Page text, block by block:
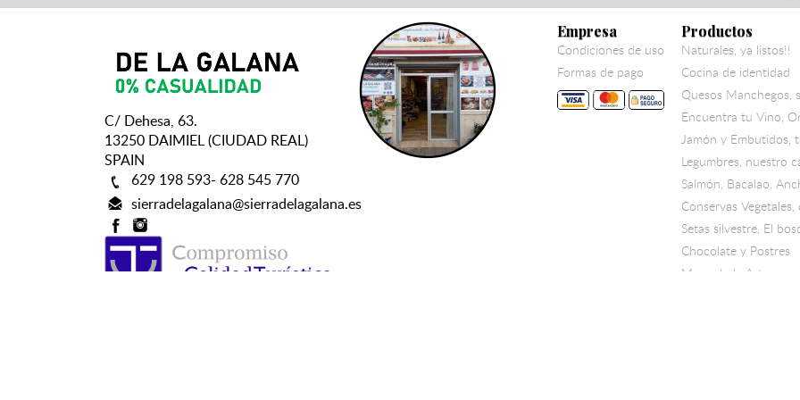
C/ Dehesa, 63.
13250 DAIMIEL (CIUDAD REAL)
SPAIN
629 198 593- 628 545 770
sierradelagalana@sierradelagalana.es
Empresa
Condiciones de uso
Formas de pago
Productos
Naturales, ya listos!!
Cocina de identidad
Quesos Manchegos,
Encuentra tu Vino,
Jamón y Embutidos,
Legumbres, nuestro
Salmón, Bacalao,
Conservas Vegetales,
Setas silvestre, El
Chocolate y Postres
Mermelada Artesana,